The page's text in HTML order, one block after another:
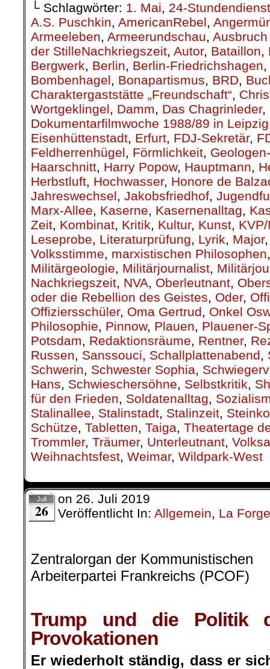
└ Schlagwörter: 1. Mai, 24-Stundendienst
A.S. Puschkin, AmericanRebel,
Armeeleben, Armeerundschau,
der StilleNachkriegszeit, Autor, Bataillon,
Bergwerk, Berlin, Berlin-Friedrichshagen,
Bombenhagel, Bonapartismus, BRD,
Charaktergaststätte „Freundschaft“,
Wortgeklingel, Damm, Das Chagrinleder,
Dokumentarfilmwoche 1988/89 in Leipzig
Eisenhüttenstadt, Erfurt, FDJ-Sekretär,
Feldherrenhügel, Förmlichkeit,
Haarschnitt, Harry Popow, Hauptmann,
Herbstluft, Hochwasser, Honore de
Jahreswechsel, Jakobsfriedhof,
Marx-Allee, Kaserne, Kasernenalltag,
Zeit, Kombinat, Kritik, Kultur, Kunst, KVP/
Leseprobe, Literaturprüfung, Lyrik, Major
Volksstimme, marxistischen Philosophen
Militärgeologie, Militärjournalist,
Nachkriegszeit, NVA, Oberleutnant,
oder die Rebellion des Geistes, Oder,
Offiziersschüler, Oma Gertrud, Onkel
Philosophie, Pinnow, Plauen, Plauener-
Potsdam, Redaktionsräume, Rentner,
Russen, Sanssouci, Schallplattenabend,
Schwerin, Schwester Sophia,
Hans, Schwieschersöhne, Selbstkritik,
für den Frieden, Soldatenalltag,
Stalinallee, Stalinstadt, Stalinzeit,
Schütze, Tabletten, Taiga, Theatertage
Trommler, Träumer, Unterleutnant,
Weihnachtsfest, Weimar, Wildpark-West
Juli
26
on 26. Juli 2019
Veröffentlicht In: Allgemein, La Forge
Zentralorgan der Kommunistischen
Arbeiterpartei Frankreichs (PCOF)
Trump und die Politik
Provokationen
Er wiederholt ständig, dass er